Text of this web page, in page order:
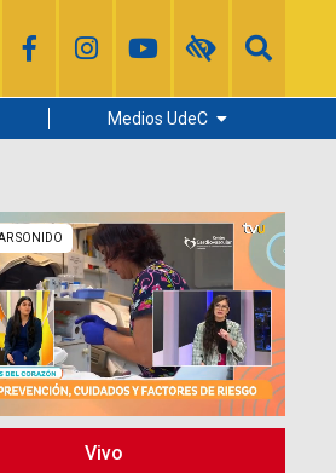
Medios UdeC
Radio UdeC
Noticias UdeC
La Discusión
Vivo